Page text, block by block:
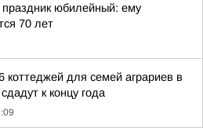
праздник юбилейный: ему
70 лет
коттеджей для семей аграриев в
к концу года